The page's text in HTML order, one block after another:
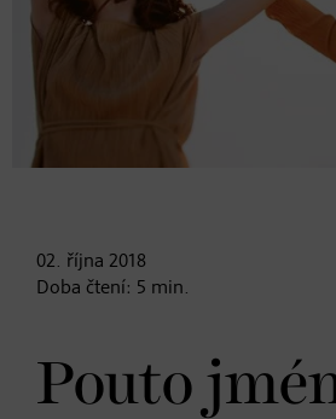
02. října 2018
Doba čtení: 5 min.
Pouto